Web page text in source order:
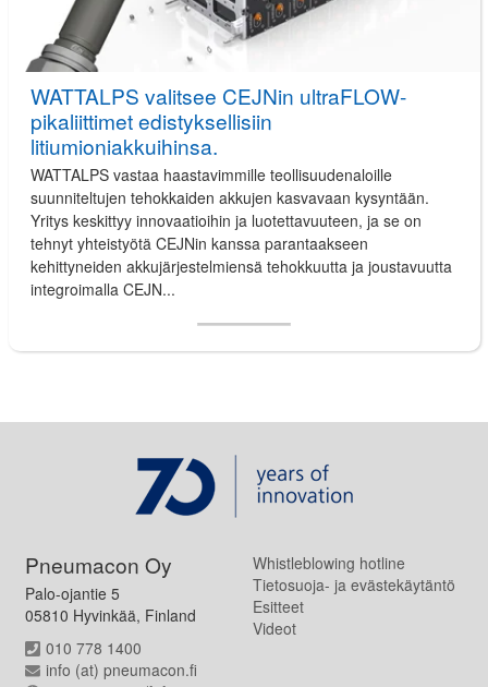
WATTALPS valitsee CEJNin ultraFLOW-
pikaliittimet edistyksellisiin
litiumioniakkuihinsa.
WATTALPS vastaa haastavimmille teollisuudenaloille
suunniteltujen tehokkaiden akkujen kasvavaan kysyntään.
Yritys keskittyy innovaatioihin ja luotettavuuteen, ja se on
tehnyt yhteistyötä CEJNin kanssa parantaakseen
kehittyneiden akkujärjestelmiensä tehokkuutta ja joustavuutta
integroimalla CEJN...
Pneumacon Oy
Palo-ojantie 5
05810 Hyvinkää, Finland
010 778 1400
info (at) pneumacon.fi
Whistleblowing hotline
Tietosuoja- ja evästekäytäntö
Esitteet
Videot